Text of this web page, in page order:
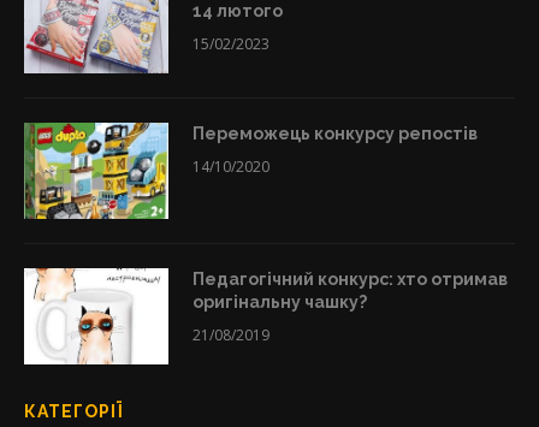
14 лютого
15/02/2023
Переможець конкурсу репостів
14/10/2020
Педагогічний конкурс: хто отримав
оригінальну чашку?
21/08/2019
КАТЕГОРІЇ